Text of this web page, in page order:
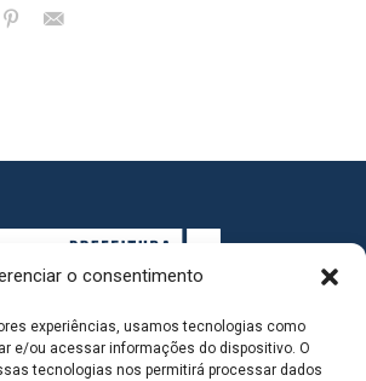
o consentimento
experiências, usamos tecnologias como
e/ou acessar informações do dispositivo. O
tecnologias nos permitirá processar dados